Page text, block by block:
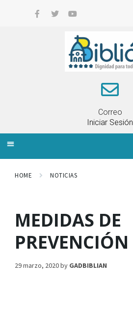
Correo
Iniciar Sesión
HOME NOTICIAS
MEDIDAS DE
PREVENCIÓN
29 marzo, 2020by GADBIBLIAN